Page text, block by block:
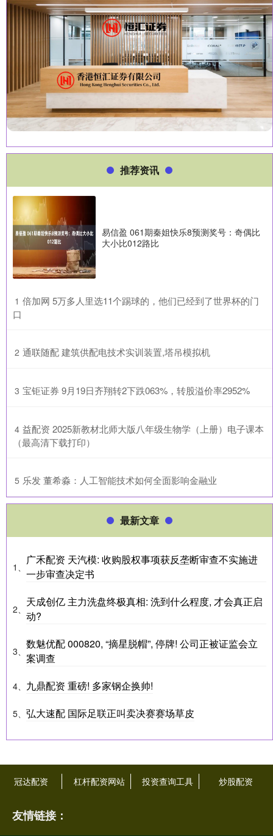
推荐资讯
易信盈 061期秦姐快乐8预测奖号：奇偶比
大小比012路比
1 ​倍加网 5万多人里选11个踢球的，他们已经到了世界杯的门
口
2 ​通联随配 建筑供配电技术实训装置,塔吊模拟机
3 ​宝钜证券 9月19日齐翔转2下跌063%，转股溢价率2952%
4 ​益配资 2025新教材北师大版八年级生物学（上册）电子课本
（最高清下载打印）
5 ​乐发 董希淼：人工智能技术如何全面影响金融业
最新文章
1、
广禾配资 天汽模: 收购股权事项获反垄断审查不实施进
一步审查决定书
2、
天成创亿 主力洗盘终极真相: 洗到什么程度, 才会真正启
动?
3、
数魅优配 000820, “摘星脱帽”, 停牌! 公司正被证监会立
案调查
4、 九鼎配资 重磅! 多家钢企换帅!
5、 弘大速配 国际足联正叫卖决赛赛场草皮
冠达配资 杠杆配资网站 投资查询工具 炒股配资
友情链接：